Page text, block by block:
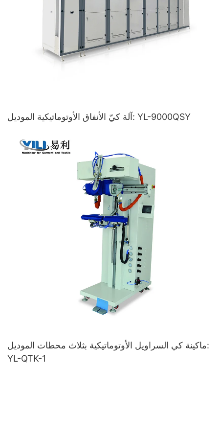
آلة كيّ الأنفاق الأوتوماتيكية الموديل: YL-9000QSY
ماكينة كي السراويل الأوتوماتيكية بثلاث محطات الموديل:
YL-QTK-1